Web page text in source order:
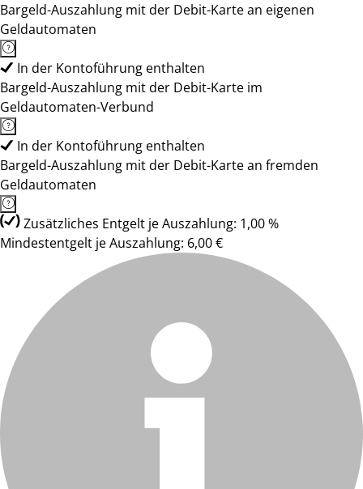
Bargeld-Auszahlung mit der Debit-Karte an eigenen
Geldautomaten
In der Kontoführung enthalten
Bargeld-Auszahlung mit der Debit-Karte im
Geldautomaten-Verbund
In der Kontoführung enthalten
Bargeld-Auszahlung mit der Debit-Karte an fremden
Geldautomaten
Zusätzliches Entgelt je Auszahlung: 1,00 %
Mindestentgelt je Auszahlung: 6,00 €